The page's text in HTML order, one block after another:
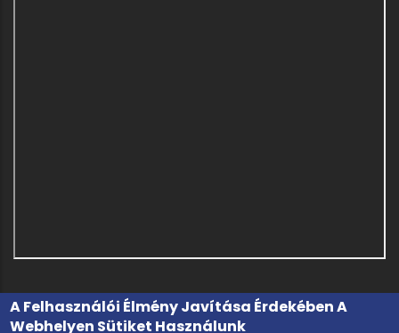
A Felhasználói Élmény Javítása Érdekében A
Webhelyen Sütiket Használunk